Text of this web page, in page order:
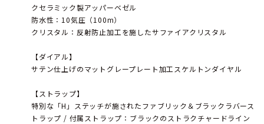
クセラミック製アッパーベゼル
防水性：10気圧（100m）
クリスタル：反射防止加工を施したサファイアクリスタル
【ダイアル】
サテン仕上げのマットグレープレート加工スケルトンダイヤル
【ストラップ】
特別な「H」ステッチが施されたファブリック＆ブラックラバース
トラップ / 付属ストラップ：ブラックのストラクチャードライン